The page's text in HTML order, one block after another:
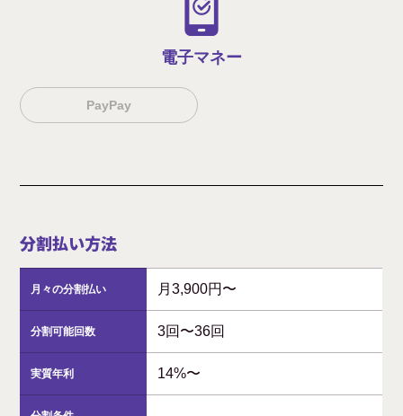
電子マネー
PayPay
分割払い方法
月々の分割払い 月3,900円〜
分割可能回数 3回〜36回
実質年利 14%〜